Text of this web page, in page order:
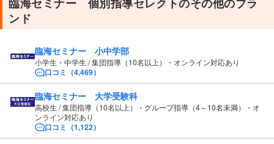
臨海セミナー 個別指導セレクトのその他のブラ
ンド
臨海セミナー 小中学部
小学生・中学生 / 集団指導（10名以上）・オンライン対応あり
口コミ（4,469）
臨海セミナー 大学受験科
高校生 / 集団指導（10名以上）・グループ指導（4～10名未満）・オ
ンライン対応あり
口コミ（1,122）